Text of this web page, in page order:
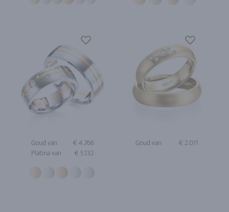
Goud van
€ 4.766
Platina van
€ 5.132
Goud van € 2.011